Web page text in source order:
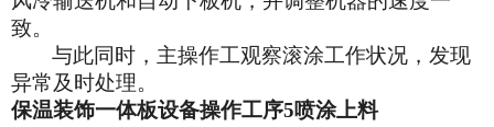
致。
与此同时，主操作工观察滚涂工作状况，发现
异常及时处理。
保温装饰一体板设备操作工序5喷涂上料